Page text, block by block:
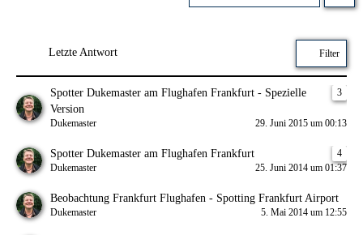
Letzte Antwort Filter
Spotter Dukemaster am Flughafen Frankfurt - Spezielle
Version
3
Dukemaster 29. Juni 2015 um 00:13
Spotter Dukemaster am Flughafen Frankfurt
4
Dukemaster
25. Juni 2014 um 01:37
Beobachtung Frankfurt Flughafen - Spotting Frankfurt Airport
Dukemaster 5. Mai 2014 um 12:55